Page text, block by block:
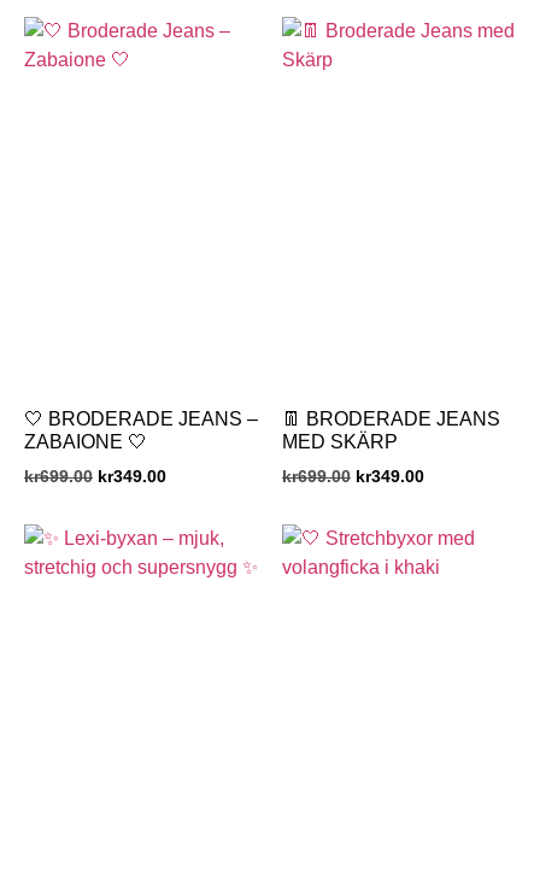
🤍 BRODERADE JEANS –
ZABAIONE 🤍
kr699.00 kr349.00
👖 BRODERADE JEANS
MED SKÄRP
kr699.00 kr349.00